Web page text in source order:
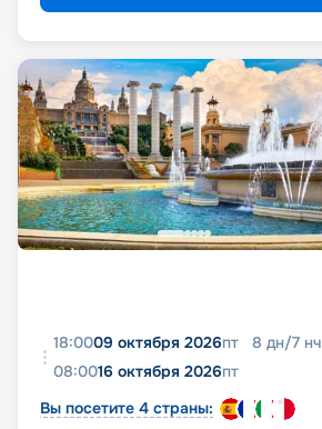
18:0009 октября 2026пт 8 дн/7 нч
08:0016 октября 2026пт
Вы посетите 4 страны: